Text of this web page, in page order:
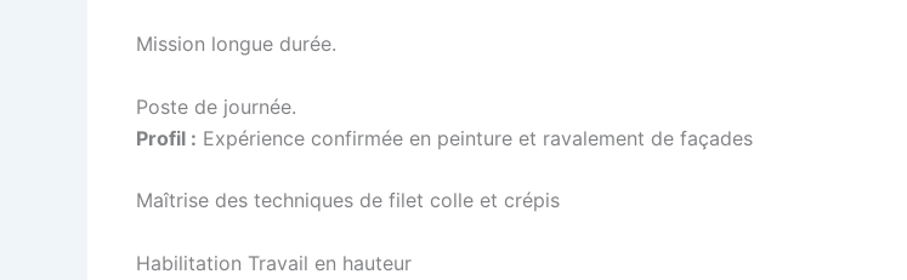
Mission longue durée.
Poste de journée.
Profil : Expérience confirmée en peinture et ravalement de façades
Maîtrise des techniques de filet colle et crépis
Habilitation Travail en hauteur